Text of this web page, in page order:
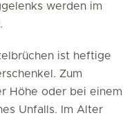
werden im
ist heftige
Zum
Höhe oder bei einem
Unfalls. Im Alter